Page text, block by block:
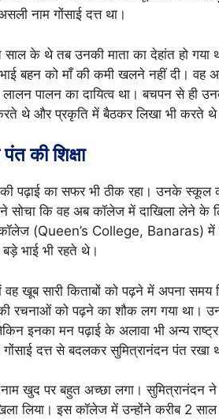
नाम गोंसाई दत्त था।
साल के थे तब उनकी माता का देहांत हो
बहन को माँ की कमी खलने नहीं दी।
पालन का दायित्व था। बचपन से ही
करते थे और प्रकृति में बैठकर लिखा भी करते
की शिक्षा
पढ़ाई का सफर भी ठीक रहा। उनके स्कूल
सोचा कि वह अब कॉलेज में दाखिला लेने के
(Queen’s College, Banaras) में
भाई भी रहते थे।
खूब सारी किताबों को पढ़ने में अपना समय
रचनाओं को पढ़ने का शौक लग गया था।
इनका मन पढ़ाई के अलावा भी अन्य
गोंसाई दत्त से बदलकर सुमित्रानंदन पंत रखा
खुद पर बहुत अच्छा लगा। सुमित्रानंदन ने
लिया। इस कॉलेज में उन्होंने करीब 2